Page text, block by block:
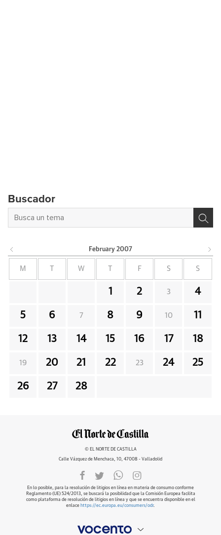
Buscador
February 2007
M W F S S
1 2 3 4
5 6 7 8 9 10 11
12 13 14 15 16 17 18
19 20 21 22 23 24 25
26 27 28
© EL NORTE DE CASTILLA
Calle Vázquez de Menchaca, 10, 47008 - Valladolid
En lo posible, para la resolución de litigios en línea en materia de consumo conforme
Reglamento (UE) 524/2013, se buscará la posibilidad que la Comisión Europea facilita
como plataforma de resolución de litigios en línea y que se encuentra disponible en el
enlace https://ec.europa.eu/consumers/odr.